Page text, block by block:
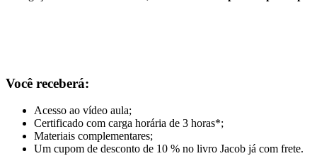
Você receberá:
Acesso ao vídeo aula;
Certificado com carga horária de 3 horas*;
Materiais complementares;
Um cupom de desconto de 10 % no livro Jacob já com frete.